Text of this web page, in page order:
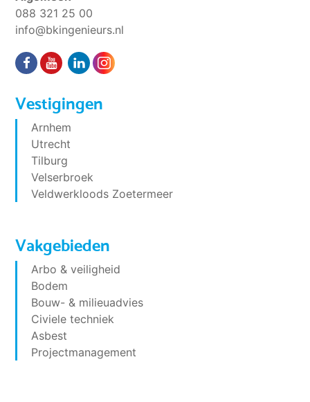
088 321 25 00
info@bkingenieurs.nl
Vestigingen
Arnhem
Utrecht
Tilburg
Velserbroek
Veldwerkloods Zoetermeer
Vakgebieden
Arbo & veiligheid
Bodem
Bouw- & milieuadvies
Civiele techniek
Asbest
Projectmanagement